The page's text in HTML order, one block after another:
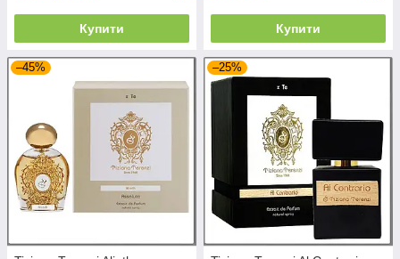
Купити Купити
–45% –25%